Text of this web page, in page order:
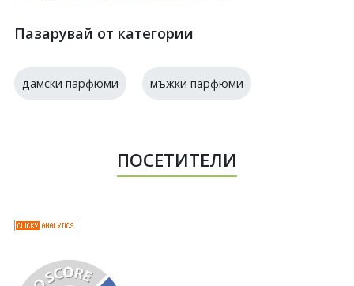
Пазарувай от категории
дамски парфюми мъжки парфюми
ПОСЕТИТЕЛИ